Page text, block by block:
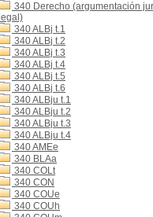
340 Derecho (argumentación
legal)
340 ALBj t.1
340 ALBj t.2
340 ALBj t.3
340 ALBj t.4
340 ALBj t.5
340 ALBj t.6
340 ALBju t.1
340 ALBju t.2
340 ALBju t.3
340 ALBju t.4
340 AMEe
340 BLAa
340 COLt
340 CON
340 COUe
340 COUh